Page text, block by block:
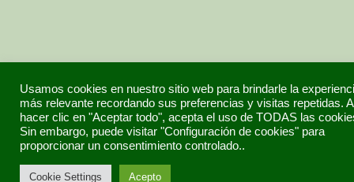
Usamos cookies en nuestro sitio web para brindarle la
más relevante recordando sus preferencias y visitas repetidas.
hacer clic en "Aceptar todo", acepta el uso de TODAS las
Sin embargo, puede visitar "Configuración de cookies" para
proporcionar un consentimiento controlado..
Cookie Settings Acepto